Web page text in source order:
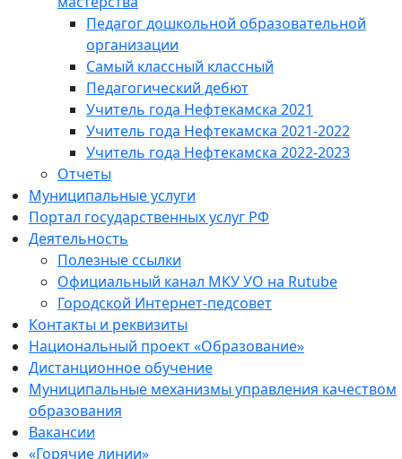
Педагог дошкольной образовательной
организации
Самый классный классный
Педагогический дебют
Учитель года Нефтекамска 2021
Учитель года Нефтекамска 2021-2022
Учитель года Нефтекамска 2022-2023
Отчеты
Муниципальные услуги
Портал государственных услуг РФ
Деятельность
Полезные ссылки
Официальный канал МКУ УО на Rutube
Городской Интернет-педсовет
Контакты и реквизиты
Национальный проект «Образование»
Дистанционное обучение
Муниципальные механизмы управления качеством
образования
Вакансии
«Горячие линии»